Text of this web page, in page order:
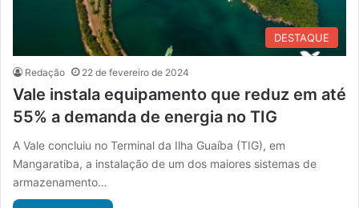
DESTAQUE
Redação 22 de fevereiro de 2024
Vale instala equipamento que reduz em até
55% a demanda de energia no TIG
A Vale concluiu no Terminal da Ilha Guaíba (TIG), em
Mangaratiba, a instalação de um dos maiores sistemas de
armazenamento…